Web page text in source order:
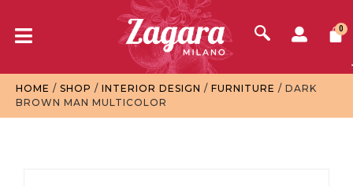
0
HOME / SHOP / INTERIOR DESIGN / FURNITURE / DARK
BROWN MAN MULTICOLOR